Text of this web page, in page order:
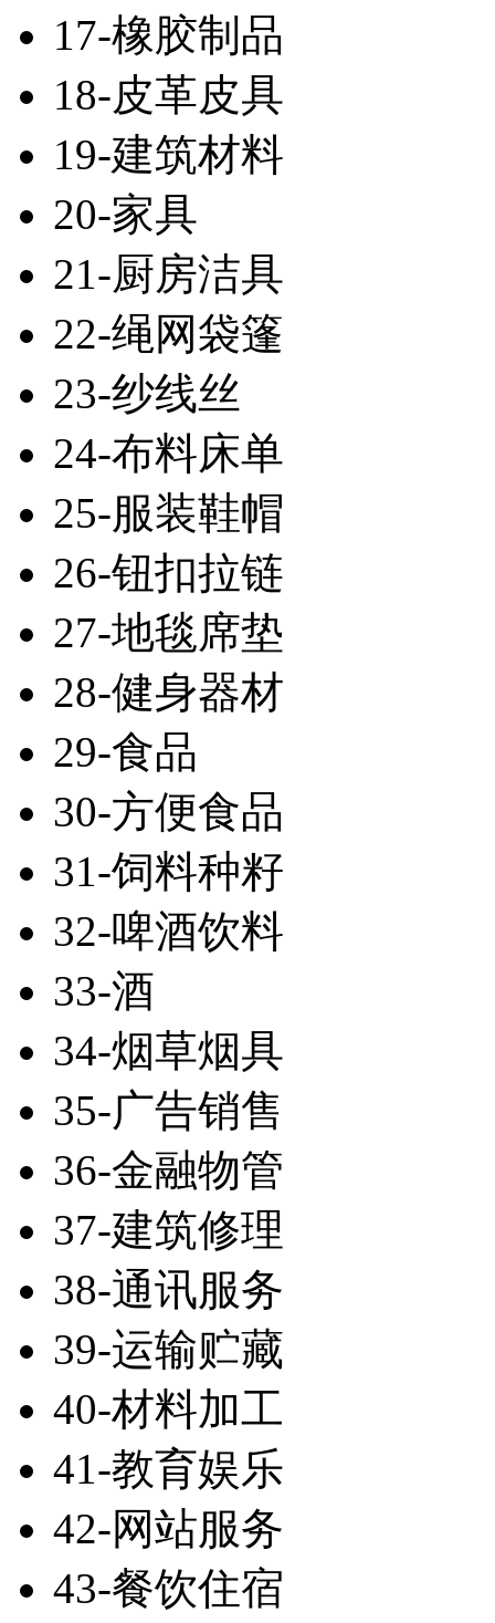
17-橡胶制品
18-皮革皮具
19-建筑材料
20-家具
21-厨房洁具
22-绳网袋篷
23-纱线丝
24-布料床单
25-服装鞋帽
26-钮扣拉链
27-地毯席垫
28-健身器材
29-食品
30-方便食品
31-饲料种籽
32-啤酒饮料
33-酒
34-烟草烟具
35-广告销售
36-金融物管
37-建筑修理
38-通讯服务
39-运输贮藏
40-材料加工
41-教育娱乐
42-网站服务
43-餐饮住宿